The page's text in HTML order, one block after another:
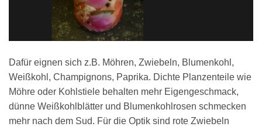
Dafür eignen sich z.B. Möhren, Zwiebeln, Blumenkohl,
Weißkohl, Champignons, Paprika. Dichte Planzenteile wie
Möhre oder Kohlstiele behalten mehr Eigengeschmack,
dünne Weißkohlblätter und Blumenkohlrosen schmecken
mehr nach dem Sud. Für die Optik sind rote Zwiebeln